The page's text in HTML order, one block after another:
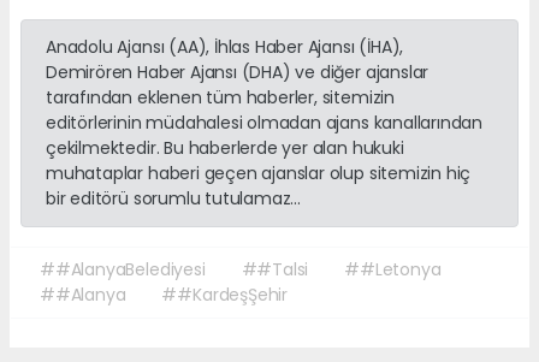
Anadolu Ajansı (AA), İhlas Haber Ajansı (İHA),
Demirören Haber Ajansı (DHA) ve diğer ajanslar
tarafından eklenen tüm haberler, sitemizin
editörlerinin müdahalesi olmadan ajans kanallarından
çekilmektedir. Bu haberlerde yer alan hukuki
muhataplar haberi geçen ajanslar olup sitemizin hiç
bir editörü sorumlu tutulamaz...
##AlanyaBelediyesi ##Talsi
##Letonya
##Alanya
##KardeşŞehir